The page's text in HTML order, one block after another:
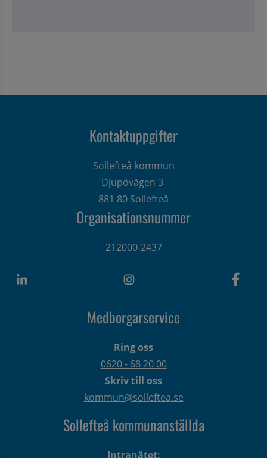
Kontaktuppgifter
Sollefteå kommun
Djupövägen 3
881 80 Sollefteå
Organisationsnummer
212000-2437
Medborgarservice
Ring oss
0620 - 68 20 00
Skriv till oss
kommun@solleftea.se
Sollefteå kommunanställda
Intranätet: